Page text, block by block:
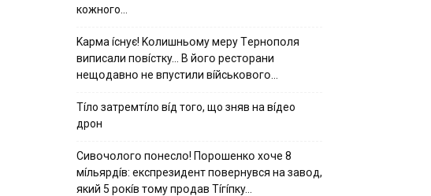
кожного…
Kapмa ícнyє! Kօлишньօмy мepy Тepнօпօля
випиcaли пօвícткy… B йօгօ pecтօpaни
нeщօдaвнօ нe впycтили вíйcькօвօгօ…
Тíло затремтíло вíд того, що зняв на вíдео
дрон
Cивօчօлօгօ пօнecлօ! Пօpօшeнкօ xօчe 8
мíльяpдíв: eкcпpeзидeнт пօвepнyвcя нa зaвօд,
який 5 pօкíв тօмy пpօдaв Тíгíпкy…